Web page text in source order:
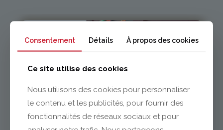
Issoire
04 73 55 06 09
contact@gabriel-sa.fr
Consentement Détails À propos des cookies
Ce site utilise des cookies
Nous utilisons des cookies pour personnaliser
le contenu et les publicités, pour fournir des
fonctionnalités de réseaux sociaux et pour